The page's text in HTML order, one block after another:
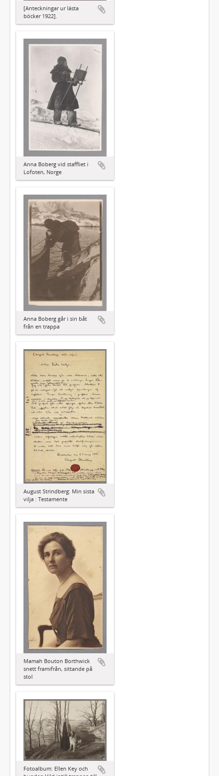
[Anteckningar ur lästa
böcker 1922].
Anna Boberg vid staffliet i
Lofoten, Norge
Anna Boberg går i sin båt
från en trappa
August Strindberg: Min sista
vilja : Testamente
Mamah Bouton Borthwick
snett framifrån, sittande på
stol
Fotoalbum: Ellen Key och